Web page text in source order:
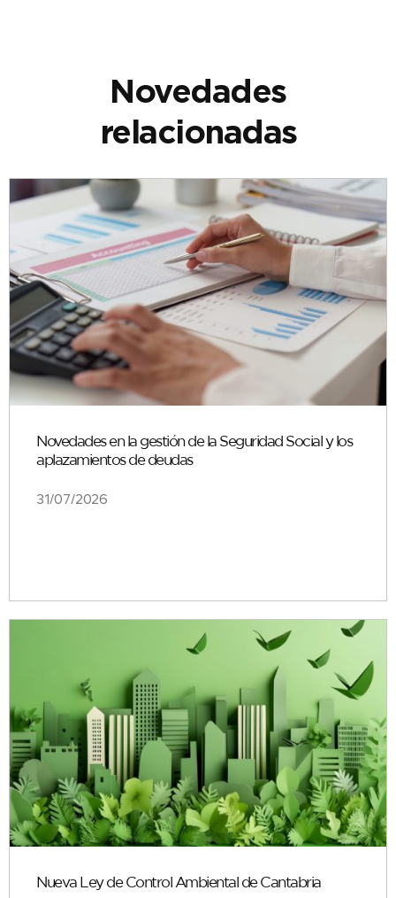
Novedades
relacionadas
Novedades en la gestión de la Seguridad Social y los
aplazamientos de deudas
31/07/2026
Nueva Ley de Control Ambiental de Cantabria